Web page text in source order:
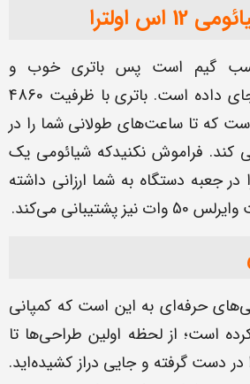
اولترا
گیم است پس باتری خوب و
قدرتمندی را در خود جای داده است. باتری با ظرفیت 4860
که تا ساعت‌های طولانی شما را در
کند. فراموش نکنیدکه شیائومی یک
را در جعبه دستگاه به شما ارزانی داشته
می‌کند.
حرفه‌ای به این است که کمپانی
است؛ از لحظه اولین طراحی‌ها تا
دست گرفته و جایی دراز کشیده‌اید.